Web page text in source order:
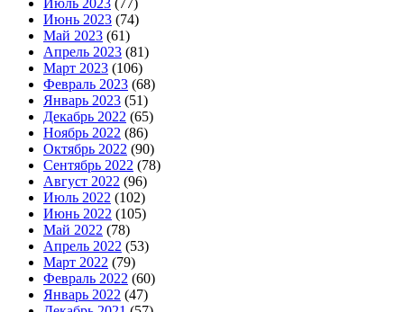
Июль 2023 (77)
Июнь 2023 (74)
Май 2023 (61)
Апрель 2023 (81)
Март 2023 (106)
Февраль 2023 (68)
Январь 2023 (51)
Декабрь 2022 (65)
Ноябрь 2022 (86)
Октябрь 2022 (90)
Сентябрь 2022 (78)
Август 2022 (96)
Июль 2022 (102)
Июнь 2022 (105)
Май 2022 (78)
Апрель 2022 (53)
Март 2022 (79)
Февраль 2022 (60)
Январь 2022 (47)